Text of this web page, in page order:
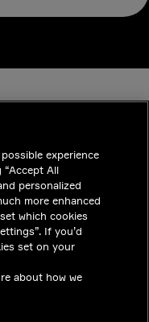
experience
“Accept All
personalized
more enhanced
which cookies
If you’d
set on your
about how we